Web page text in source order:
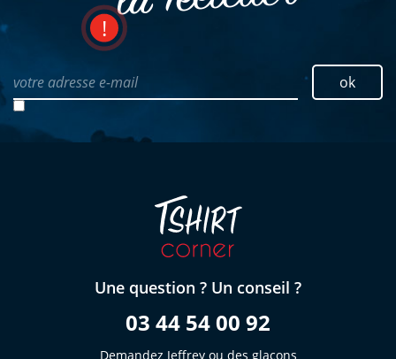
votre adresse e-mail ok
Une question ? Un conseil ?
03 44 54 00 92
Demandez Jeffrey ou des glaçons